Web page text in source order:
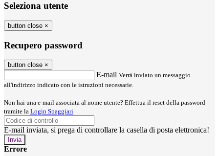
Seleziona utente
button close ×
Recupero password
button close ×
E-mail Verrà inviato un messaggio
all'indirizzo indicato con le istruzioni necessarie.
Non hai una e-mail associata al nome utente? Effettua il reset della password
tramite la Login Spaggiari
E-mail inviata, si prega di controllare la casella di posta elettronica!
Errore